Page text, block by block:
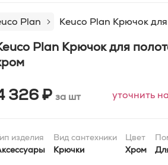
Plan Keuco Plan Крючок
Plan Крючок для
326 ₽ за шт уточнить
изделия
Вид сантехники
Крючки
Цвет
Хром